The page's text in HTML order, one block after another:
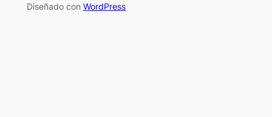
Diseñado con WordPress